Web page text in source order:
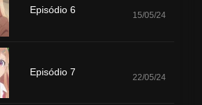
Episódio 6 15/05/24
Episódio 7 22/05/24